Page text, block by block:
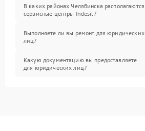
В каких районах Челябинска располагаются
сервисные центры Indesit?
Выполняете ли вы ремонт для юридических
лиц?
Какую документацию вы предоставляете
для юридических лиц?